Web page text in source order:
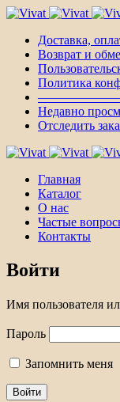
Доставка,
Возврат и
Политика
Недавно
Отследить
Главная
Каталог
О нас
Частые
Контакты
Войти
Имя пользователя
Пароль
Запомнить меня